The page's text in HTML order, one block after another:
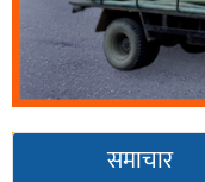
समाचार